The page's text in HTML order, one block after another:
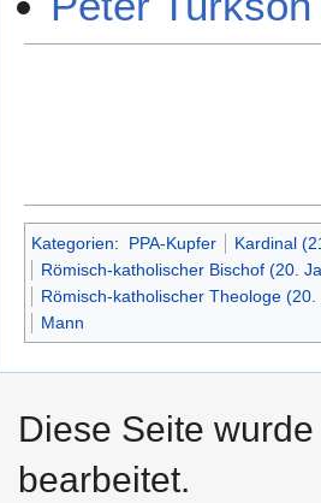
Kategorien: PPA-Kupfer
Kardinal
Römisch-katholischer Bischof (20.
Römisch-katholischer Theologe
Mann
Diese Seite
bearbeitet.